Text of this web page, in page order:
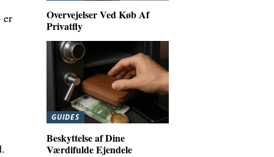
er
Overvejelser Ved Køb Af
Privatfly
GUIDES
Beskyttelse af Dine
Værdifulde Ejendele